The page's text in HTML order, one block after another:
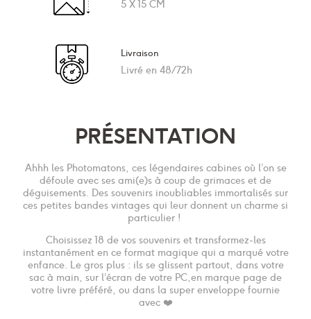
5 X 15 CM
Livraison
Livré en 48/72h
PRÉSENTATION
Ahhh les Photomatons, ces légendaires cabines où l’on se
défoule avec ses ami(e)s à coup de grimaces et de
déguisements. Des souvenirs inoubliables immortalisés sur
ces petites bandes vintages qui leur donnent un charme si
particulier !
Choisissez 18 de vos souvenirs et transformez-les
instantanément en ce format magique qui a marqué votre
enfance. Le gros plus : ils se glissent partout, dans votre
sac à main, sur l’écran de votre PC,en marque page de
votre livre préféré, ou dans la super enveloppe fournie
avec ❤️